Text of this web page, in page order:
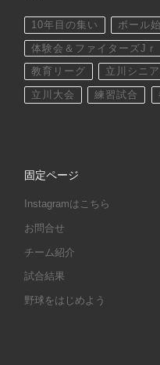
10年目の集い ボール
体験会＆ファイターズJｒ
教育リーグ 立川シニ
立川大会 練習試合
固定ページ
Instagramはこちら
お問合せ
チーム紹介
試合結果
野球をはじめよう